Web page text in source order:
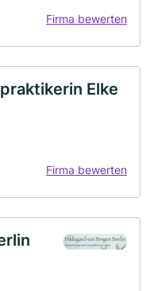
Firma bewerten
Elke
Firma bewerten